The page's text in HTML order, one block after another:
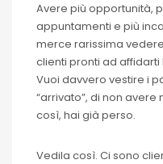
Avere più opportunità,
appuntamenti e più
merce rarissima
clienti pronti ad affidarti
Vuoi davvero vestire i
“arrivato”, di non
così, hai già perso.
Vedila così. Ci sono